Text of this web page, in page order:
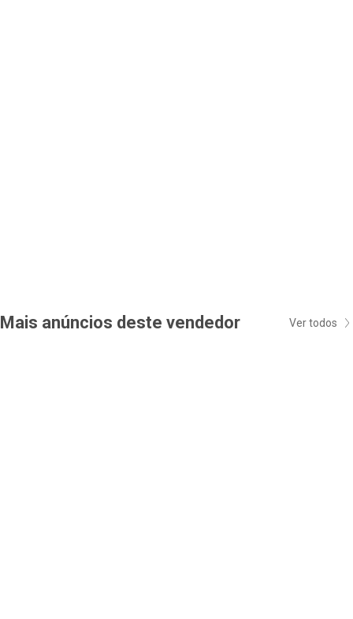
Mais anúncios deste vendedor Ver todos